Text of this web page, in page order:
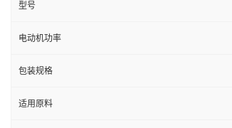
型号
电动机功率
包装规格
适用原料